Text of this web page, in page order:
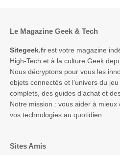
Le Magazine Geek & Tech
Sitegeek.frest votre magazine
High-Tech et à la culture Geek
Nous décryptons pour vous les
objets connectés et l’univers du
complets, des guides d’achat et
Notre mission : vous aider à
vos technologies au quotidien.
Sites Amis